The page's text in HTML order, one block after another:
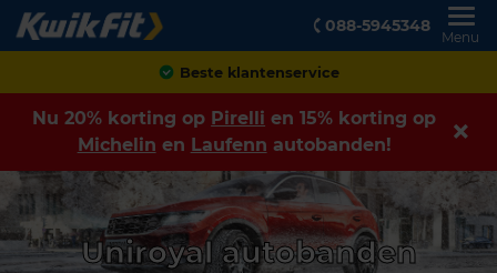
088-5945348
Menu
Achteraf betalen
Nu 20% korting op Pirelli en 15% korting op
Michelin en Laufenn autobanden!
Uniroyal autobanden